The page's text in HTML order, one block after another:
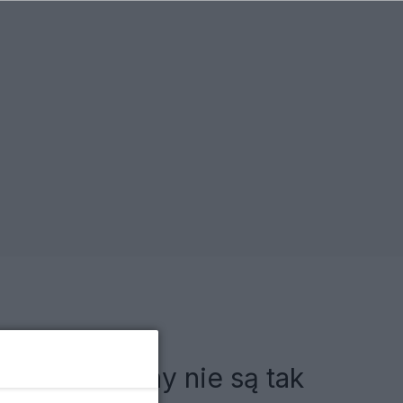
Przyczyny nie są tak